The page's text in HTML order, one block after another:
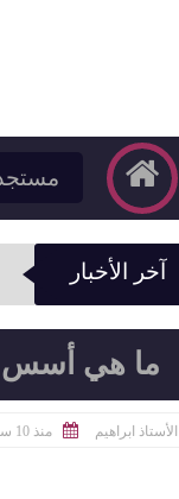
آخر الأخبار
ما هي أسس
الأستاذ ابراهيم  منذ 10 سنه تقريبا